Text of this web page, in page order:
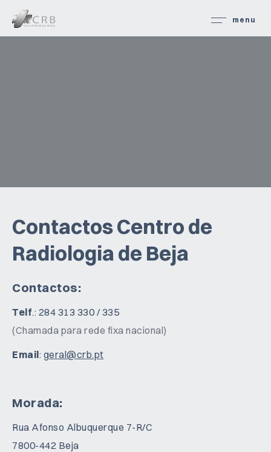
INFORMAÇÕES ÚTEIS
PROTOCOLOS
CONDIÇÕES LEGAIS
menu
Contactos Centro de
Radiologia de Beja
Contactos:
Telf.: 284 313 330 / 335
(Chamada para rede fixa nacional)
Email: geral@crb.pt
Morada:
Rua Afonso Albuquerque 7-R/C
7800-442 Beja